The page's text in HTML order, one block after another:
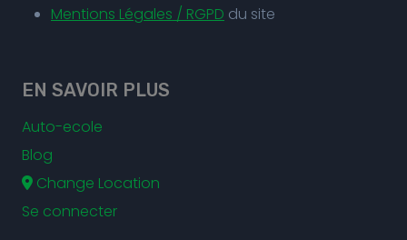
Mentions Légales / RGPD du site
EN SAVOIR PLUS
Auto-ecole
Blog
Change Location
Se connecter